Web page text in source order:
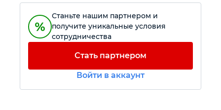
Автомобильный инструмент
Крепежный инструмент
Станьте нашим партнером и
получите уникальные условия
сотрудничества
Стать партнером
Войти в аккаунт